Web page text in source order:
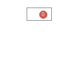
0